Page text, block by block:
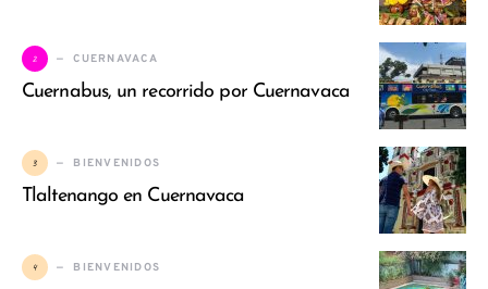
2 CUERNAVACA
Cuernabus, un recorrido por Cuernavaca
3 BIENVENIDOS
Tlaltenango en Cuernavaca
4 BIENVENIDOS